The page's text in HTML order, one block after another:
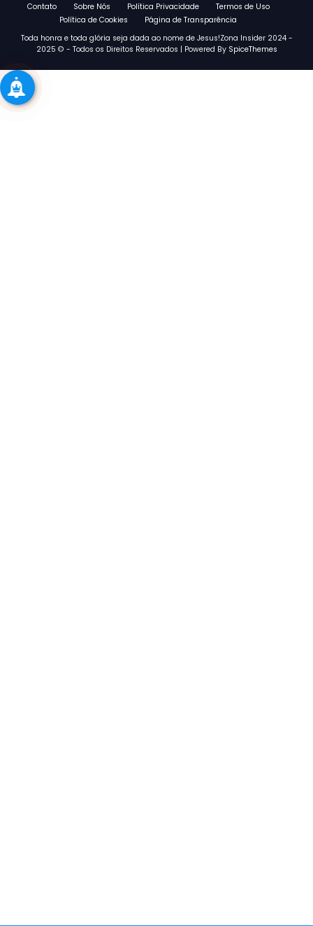
Contato Sobre Nós Política Privacidade
Termos de Uso
Política de Cookies
Página de Transparência
Toda honra e toda glória seja dada ao nome de Jesus!Zona Insider 2024 -
2025 © - Todos os Direitos Reservados | Powered By SpiceThemes